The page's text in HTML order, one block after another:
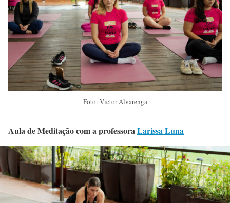
Foto: Victor Alvarenga
Aula de Meditação com a professoraLarissa Luna